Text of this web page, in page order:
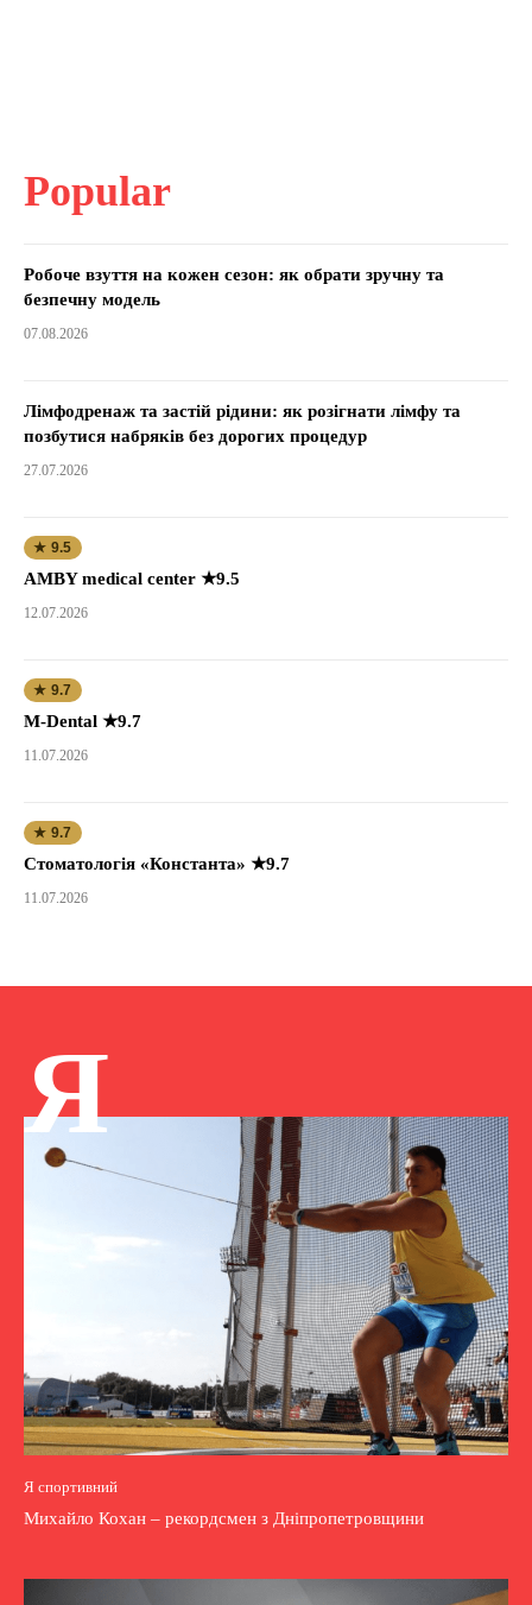
Popular
Робоче взуття на кожен сезон: як обрати зручну та
безпечну модель
07.08.2026
Лімфодренаж та застій рідини: як розігнати лімфу та
позбутися набряків без дорогих процедур
27.07.2026
★ 9.5
AMBY medical center ★9.5
12.07.2026
★ 9.7
M-Dental ★9.7
11.07.2026
★ 9.7
Стоматологія «Константа» ★9.7
11.07.2026
Я
Я спортивний
Михайло Кохан – рекордсмен з Дніпропетровщини